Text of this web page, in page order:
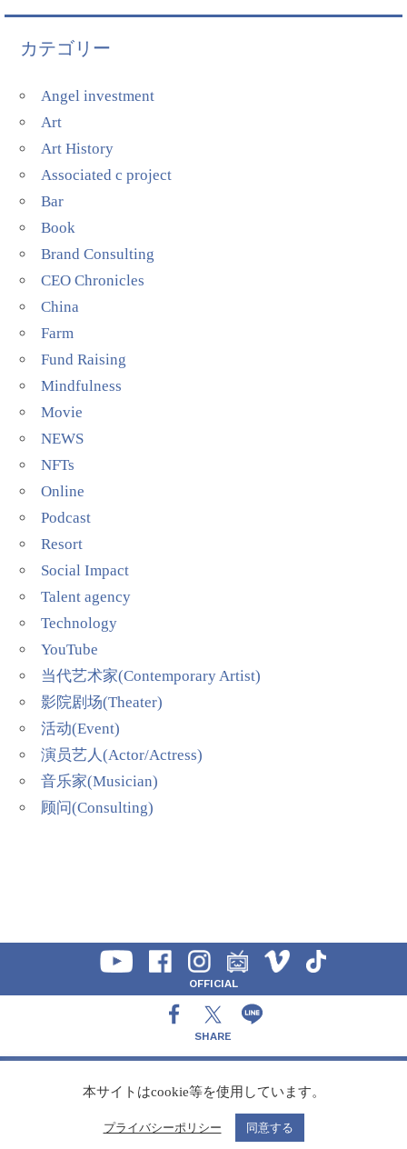
カテゴリー
Angel investment
Art
Art History
Associated c project
Bar
Book
Brand Consulting
CEO Chronicles
China
Farm
Fund Raising
Mindfulness
Movie
NEWS
NFTs
Online
Podcast
Resort
Social Impact
Talent agency
Technology
YouTube
当代艺术家(Contemporary Artist)
影院剧场(Theater)
活动(Event)
演员艺人(Actor/Actress)
音乐家(Musician)
顾问(Consulting)
OFFICIAL
SHARE
CONTACT
Copyright Speedy,Inc.
本サイトはcookie等を使用しています。
プライバシーポリシー 同意する